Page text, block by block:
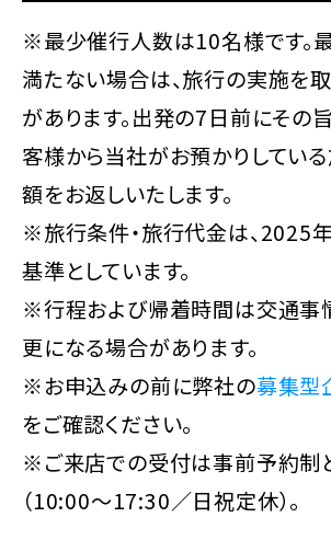
※最少催行人数は10名様です。
満たない場合は、旅行の実施を
があります。出発の7日前にその
客様から当社がお預かりしてい
額をお返しいたします。
※旅行条件・旅行代金は、2025
基準としています。
※行程および帰着時間は交通事
更になる場合があります。
※お申込みの前に弊社の募集型
をご確認ください。
※ご来店での受付は事前予約制
（10:00～17:30／日祝定休）。